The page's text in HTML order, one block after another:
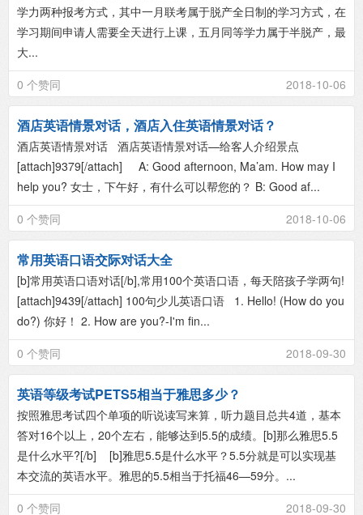
学力两种报考方式，其中一月联考属于脱产全日制的学习方式，在
学习期间申请人需要全天进行上课，五月同等学力属于半脱产，最
大...
0 个赞同
2018-10-06
酒店英语情景对话，酒店入住英语情景对话？
酒店英语情景对话 酒店英语情景对话—给客人介绍景点
[attach]9379[/attach] A: Good afternoon, Ma’am. How may I
help you? 女士，下午好，有什么可以帮您的？ B: Good af...
0 个赞同
2018-10-06
常用英语口语交际对话大全
[b]常用英语口语对话[/b],常用100个英语口语，每天陪孩子学两句!
[attach]9439[/attach] 100句少儿英语口语 1. Hello! (How do you
do?) 你好！ 2. How are you?-I'm fin...
0 个赞同
2018-09-30
英语等级考试PETS5相当于雅思多少？
按照雅思考试四个单项的听说读写来算，听力题目总共4道，基本
答对16个以上，20个左右，能够达到5.5的成绩。[b]那么雅思5.5
是什么水平?[/b] [b]雅思5.5是什么水平？5.5分就是可以实现基
本交流的英语水平。雅思的5.5相当于托福46—59分。...
0 个赞同
2018-09-30